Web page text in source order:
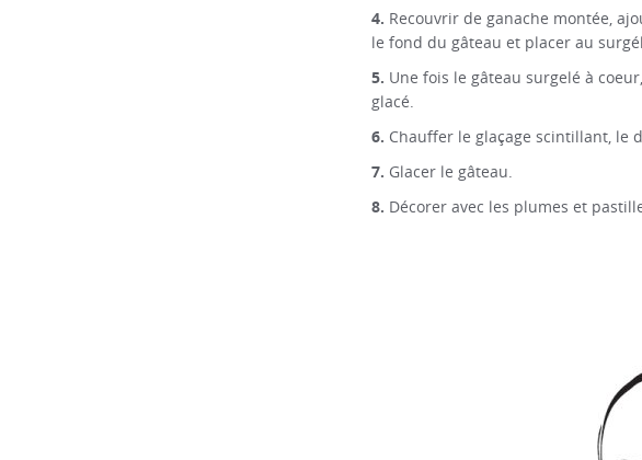
Recouvrir de ganache montée,
le fond du gâteau et placer au
Une fois le gâteau surgelé à
glacé.
Chauffer le glaçage scintillant, le
Glacer le gâteau.
Décorer avec les plumes et